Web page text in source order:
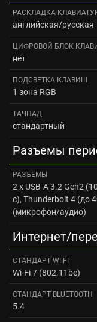
РАСКЛАДКА
английская/русская
ЦИФРОВОЙ БЛОК
нет
ПОДСВЕТКА КЛАВИШ
1 зона RGB
ТАЧПАД
стандартный
Разъемы
РАЗЪЕМЫ
2 x USB-A 3.2 Gen2
с), Thunderbolt 4 (до
(микрофон/аудио)
Интернет/
CТАНДАРТ WI‑FI
Wi-Fi 7 (802.11be)
CТАНДАРТ BLUETOOTH
5.4